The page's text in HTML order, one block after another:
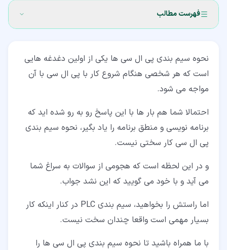
فهرست مطالب
۲‏-‏۱‏- تغذیه پی ال سی
۲‏-‏۲‏- نحوه سیم بندی ورودی COM
۲‏-‏۳‏- پایه های ورودی
۳‏- نحوه اتصال سنسور به PLC
نحوه سیم بندی پی ال سی ها یکی از اولین دغدغه هایی
است که هر شخصی هنگام شروع کار با پی ال سی با آن
مواجه می شود.
احتمالا شما هم بار ها با این پاسخ رو به رو شده اید که
برنامه نویسی و منطق برنامه را یاد بگیر، نحوه سیم بندی
پی ال سی کار سختی نیست.
و در این لحظه است که هجومی از سوالات به سراغ شما
می آید و با خود می گویید که این نشد جواب.
اما راستش را بخواهید، سیم بندی PLC در کنار اینکه کار
بسیار مهمی است واقعا چندان سخت نیست.
با ما همراه باشید تا نحوه سیم بندی پی ال سی ها را